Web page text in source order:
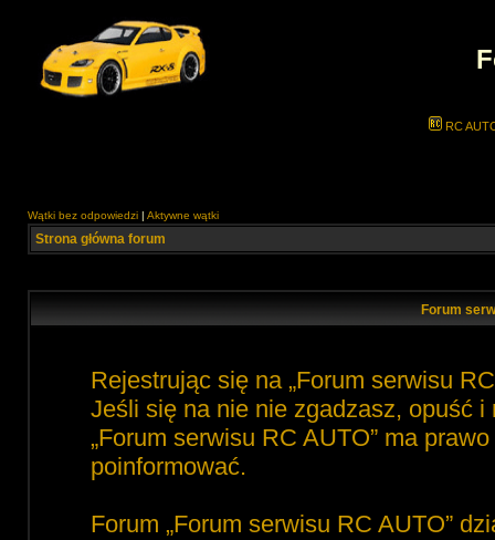
RC
Wątki bez odpowiedzi | Aktywne wątki
Strona główna forum
Forum
Rejestrując się na „Forum serwisu
Jeśli się na nie nie zgadzasz, opuść i
„Forum serwisu RC AUTO” ma
poinformować.
Forum „Forum serwisu RC AUTO”